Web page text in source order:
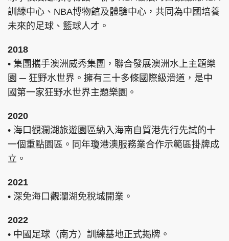
訓練中心、NBA博物館及體驗中心，共同為中國培養
未來的足球、籃球人才。
2018
• 集團攜手澳洲威秀集團，聯合發展澳洲水上主題樂
園 ─ 狂野水世界。擁有三十多條國際級滑道，是中
國第一家狂野水世界主題樂園。
2020
• 海口觀瀾湖旅遊園區納入海南自貿港先行先試的十
一個重點園區。同年瓊港澳服務業合作示範區掛牌成
立。
2021
• 深免海口觀瀾湖免稅城開業。
2022
• 中國足球（南方）訓練基地正式揭牌。